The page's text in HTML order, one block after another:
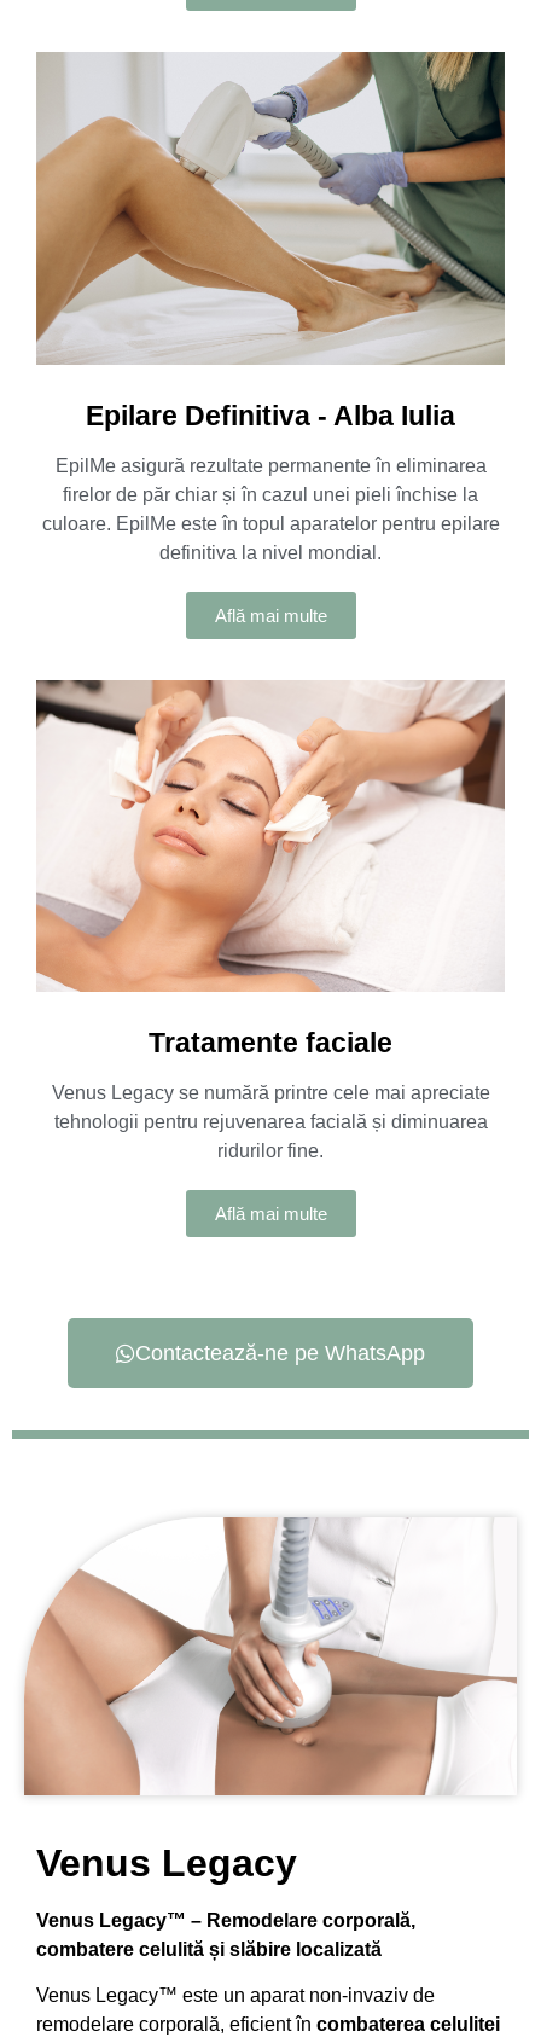
Epilare Definitiva - Alba Iulia
EpilMe asigură rezultate permanente în eliminarea
firelor de păr chiar și în cazul unei pieli închise la
culoare. EpilMe este în topul aparatelor pentru epilare
definitiva la nivel mondial.
Află mai multe
Tratamente faciale
Venus Legacy se numără printre cele mai apreciate
tehnologii pentru rejuvenarea facială și diminuarea
ridurilor fine.
Află mai multe
Contactează-ne pe WhatsApp
Venus Legacy
Venus Legacy™ – Remodelare corporală,
combatere celulită și slăbire localizată
Venus Legacy™ este un aparat non-invaziv de
remodelare corporală, eficient în combaterea celulitei